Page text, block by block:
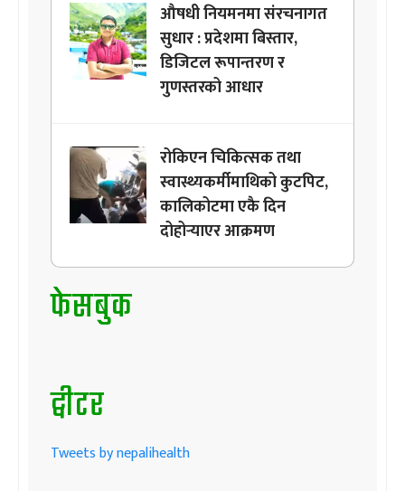
औषधी नियमनमा संरचनागत
सुधार : प्रदेशमा बिस्तार,
डिजिटल रूपान्तरण र
गुणस्तरको आधार
रोकिएन चिकित्सक तथा
स्वास्थ्यकर्मीमाथिको कुटपिट,
कालिकोटमा एकै दिन
दोहोर्‍याएर आक्रमण
फेसबुक
ट्वीटर
Tweets by nepalihealth